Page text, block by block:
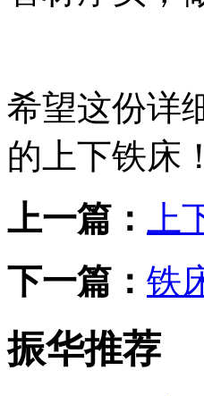
希望这份详
的上下铁床！
上一篇：
下一篇： 铁
振华推荐